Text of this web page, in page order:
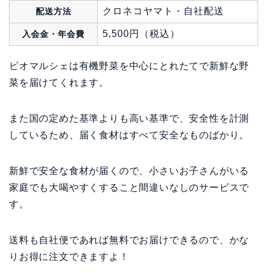
配送方法 クロネコヤマト・自社配送
入会金・年会費 5,500円（税込）
ビオマルシェは有機野菜を中心にとれたてで新鮮な野
菜を届けてくれます。
また国の定めた基準よりも高い基準で、安全性を計測
しているため、届く食材はすべて安全なものばかり。
新鮮で安全な食材が届くので、小さいお子さんがいる
家庭でも大喝やすくすること間違いなしのサービスで
す。
送料も自社便であれば無料でお届けできるので、かな
りお得に注文できますよ！